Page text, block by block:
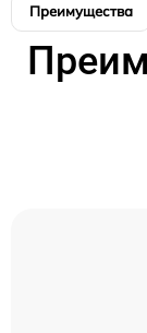
Преимущества